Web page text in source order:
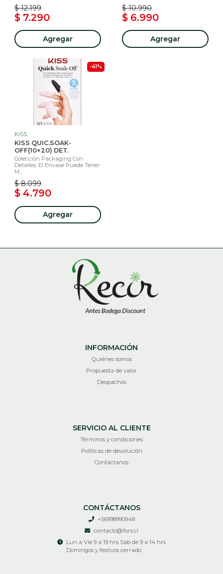
$ 12.199
$ 7.290
Agregar
$ 10.990
$ 6.990
Agregar
-41%
KISS
KISS QUIC.SOAK-
OFF(10+20) DET.
Colección Packaging Con
Detalles: El Envase Puede Tener
M...
$ 8.099
$ 4.790
Agregar
INFORMACIÓN
Quiénes somos
Propuesta de valor
Despachos
SERVICIO AL CLIENTE
Términos y condiciones
Políticas de devolución
Contáctanos
CONTÁCTANOS
+56998990948
contacto@fors.cl
Lun a Vie 9 a 19 hrs Sab de 9 a 14 hrs
Domingos y festivos cerrado